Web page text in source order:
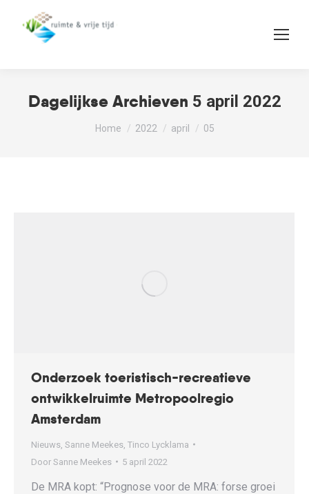
Dagelijkse Archieven 5 april 2022
Je bent hier:
Home 2022 april 05
Onderzoek toeristisch-recreatieve
ontwikkelruimte Metropoolregio
Amsterdam
Nieuws Sanne Meekes Tinco Lycklama
Door Sanne Meekes 5 april 2022
De MRA kopt: “Prognose voor de MRA: forse groei